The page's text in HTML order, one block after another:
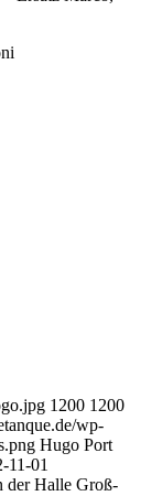
1200 1200
wp-
Hugo Port
11-01
der Halle Groß-